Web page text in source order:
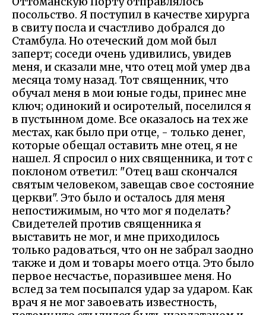
посольство. Я поступил в качестве хирурга
в свиту посла и счастливо добрался до
Стамбула. Но отеческий дом мой был
заперт; соседи очень удивились, увидев
меня, и сказали мне, что отец мой умер два
месяца тому назад. Тот священник, что
обучал меня в мои юные годы, принес мне
ключ; одинокий и осиротелый, поселился я
в пустынном доме. Все оказалось на тех же
местах, как было при отце, - только денег,
которые обещал оставить мне отец, я не
нашел. Я спросил о них священника, и тот с
поклоном ответил: "Отец ваш скончался
святым человеком, завещав свое состояние
церкви". Это было и осталось для меня
непостижимым, но что мог я поделать?
Свидетелей против священника я
выставить не мог, и мне приходилось
только радоваться, что он не забрал заодно
также и дом и товары моего отца. Это было
первое несчастье, поразившее меня. Но
вслед за тем посыпался удар за ударом. Как
врач я не мог завоевать известность,